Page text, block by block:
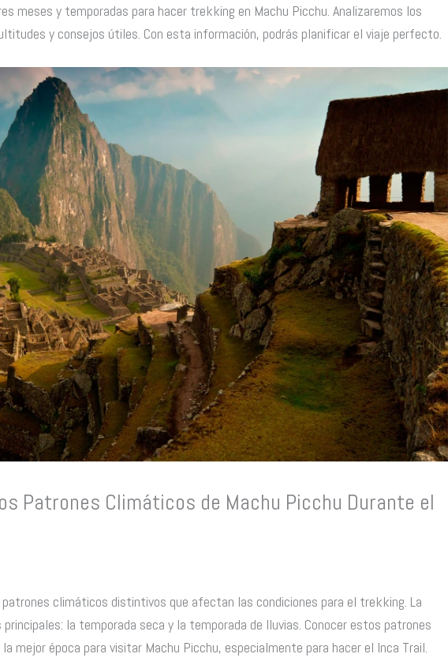
meses y temporadas para hacer trekking en Machu Picchu. Analizaremos los
y consejos útiles. Con esta información, podrás planificar el viaje perfecto.
Patrones Climáticos de Machu Picchu Durante el
patrones climáticos distintivos que afectan las condiciones para el trekking. La
la temporada seca y la temporada de lluvias. Conocer estos patrones
mejor época para visitar Machu Picchu, especialmente para hacer el Inca Trail.